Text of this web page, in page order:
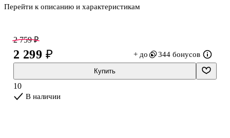
полотна, сцены из окружающей действительности, портреты
жизнь и чаяния наших предков, донося до нас живую пульсацию
трудной, но славной своими свершениями истории России.
Для широкого круга читателей.
Перейти к описанию и характеристикам
2 759 ₽
2 299 ₽ + до 344 бонусов
Купить
10
В наличии